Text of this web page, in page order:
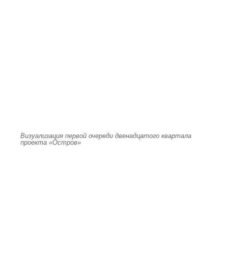
Визуализация первой очереди двенадцатого квартала
проекта «Остров»